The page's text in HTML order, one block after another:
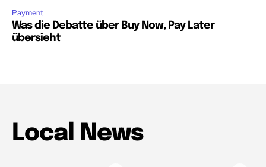
Payment
Was die Debatte über Buy Now, Pay Later
übersieht
Local News